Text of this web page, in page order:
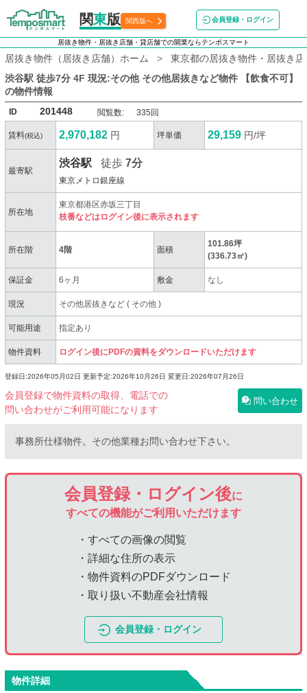
関東版 関西版へ 会員登録・ログイン
居抜き物件・居抜き店舗・貸店舗での開業ならテンポスマート
居抜き物件（居抜き店舗）ホーム
東京都の居抜き物件・居抜き
渋谷駅 徒歩7分 4F 現況:その他 その他居抜きなど物件 【飲食不可】
の物件情報
ID 201448 閲覧数: 335回
賃料(税込) 2,970,182 円 坪単価 29,159 円/坪
最寄駅
渋谷駅 徒歩7分
東京メトロ銀座線
所在地
東京都港区赤坂三丁目
枝番などはログイン後に表示されます
所在階 4階 面積
101.86坪
(336.73㎡)
保証金 6ヶ月 敷金 なし
現況 その他居抜きなど( その他)
可能用途 指定あり
物件資料 ログイン後にPDFの資料をダウンロードいただけます
登録日:2026年05月02日 更新予定:2026年10月26日 変更日:2026年07月26日
会員登録で物件資料の取得、電話での
問い合わせがご利用可能になります
問い合わせ
事務所仕様物件。その他業種お問い合わせ下さい。
会員登録・ログイン後に
すべての機能がご利用いただけます
・すべての画像の閲覧
・詳細な住所の表示
・物件資料のPDFダウンロード
・取り扱い不動産会社情報
会員登録・ログイン
物件詳細